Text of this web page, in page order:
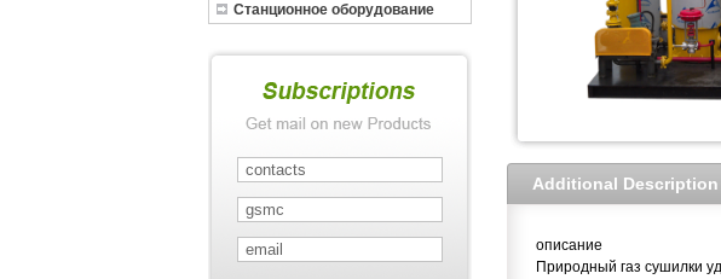
Станционное оборудование
Additional Description
описание
Природный газ сушилки